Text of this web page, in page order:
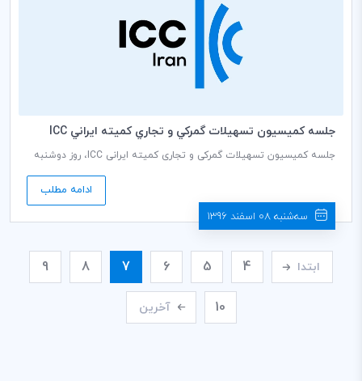
جلسه كميسيون تسهيلات گمركي و تجاري كميته ايراني ICC
جلسه کمیسیون تسهیلات گمرکی و تجاری کمیته ایرانی ICC، روز دوشنبه
ادامه مطلب
سه‌شنبه 08 اسفند 1396
ابتدا 4
5
6
7
8
9
10 آخرین